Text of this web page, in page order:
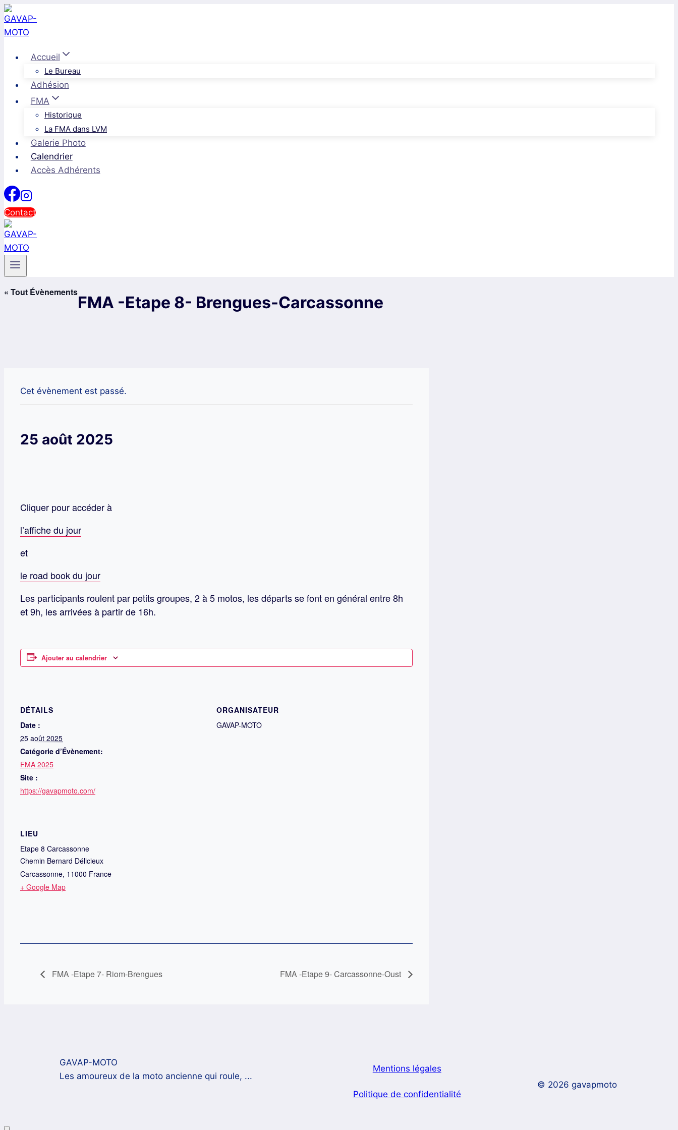
Aller
au
contenu
Accueil
Le Bureau
Adhésion
FMA
Historique
La FMA dans LVM
Galerie Photo
Calendrier
Accès Adhérents
Contact
« Tout Évènements
FMA -Etape 8- Brengues-Carcassonne
Cet évènement est passé.
25 août 2025
Cliquer pour accéder à
l’affiche du jour
et
le road book du jour
Les participants roulent par petits groupes, 2 à 5 motos, les départs se font en général entre 8h
et 9h, les arrivées à partir de 16h.
Ajouter au calendrier
DÉTAILS
Date :
25 août 2025
Catégorie d’Évènement:
FMA 2025
Site :
https://gavapmoto.com/
ORGANISATEUR
GAVAP-MOTO
LIEU
Etape 8 Carcassonne
Chemin Bernard Délicieux
Carcassonne, 11000 France
+ Google Map
FMA -Etape 7- Riom-Brengues FMA -Etape 9- Carcassonne-Oust
GAVAP-MOTO
Les amoureux de la moto ancienne qui roule, ...
Mentions légales
Politique de confidentialité
© 2026 gavapmoto